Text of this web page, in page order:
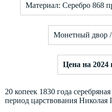
Материал: Серебро 868
Монетный двор
Цена на 2024
20 копеек 1830 года
период царствования Николая